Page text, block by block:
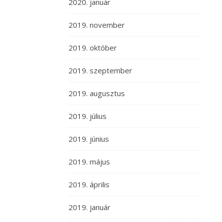
2020. január
2019. november
2019. október
2019. szeptember
2019. augusztus
2019. július
2019. június
2019. május
2019. április
2019. január